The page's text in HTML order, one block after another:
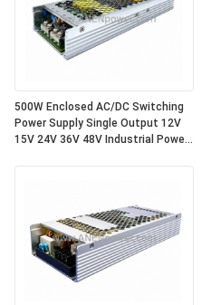
500W Enclosed AC/DC Switching
Power Supply Single Output 12V
15V 24V 36V 48V Industrial Power